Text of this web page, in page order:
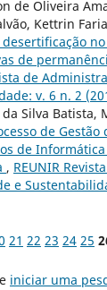
de Oliveira
Kettrin
desertificação
de
de
v. 6 n. 2
Silva Batista,
de Gestão
de
, REUNIR
e
21 22 23 24 25
iniciar uma